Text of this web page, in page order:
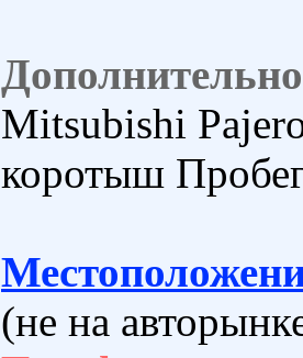
Mitsubishi
коротыш
(не на